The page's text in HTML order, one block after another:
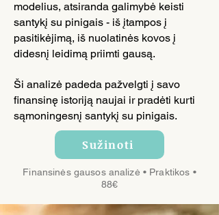
modelius, atsiranda galimybė keisti
santykį su pinigais - iš įtampos į
pasitikėjimą, iš nuolatinės kovos į
didesnį leidimą priimti gausą.
Ši analizė padeda pažvelgti į savo
finansinę istoriją naujai ir pradėti kurti
sąmoningesnį santykį su pinigais.
Sužinoti
Finansinės gausos analizė • Praktikos •
88€